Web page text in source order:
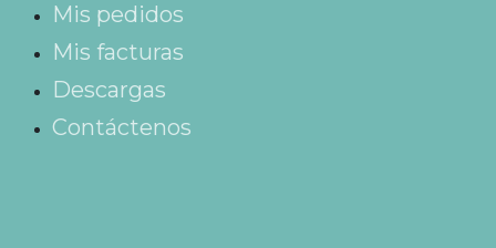
Mis pedidos
Mis facturas
Descargas
Contáctenos